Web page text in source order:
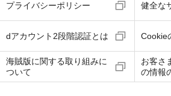
プライバシーポリシー 健全な
dアカウント2段階認証とは Cookie
海賊版に関する取り組みに
ついて
お客さ
の情報